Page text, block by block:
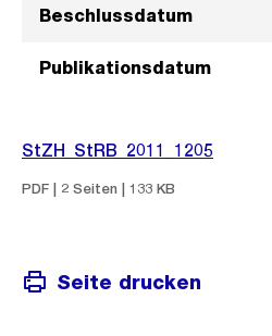
Beschlussdatum
Publikationsdatum
StZH_StRB_2011_1205
PDF | 2 Seiten | 133 KB
Seite drucken